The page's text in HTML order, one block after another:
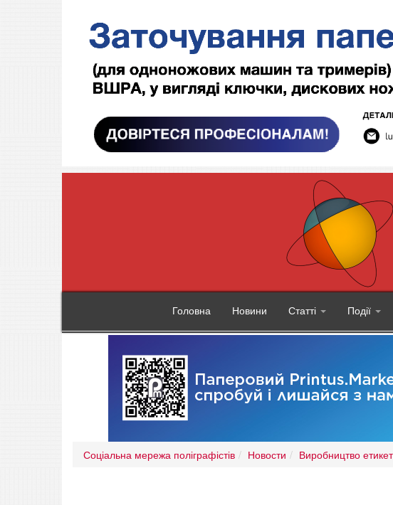
Головна Новини Статті Події
Соціальна мережа поліграфістів Новости Виробництво